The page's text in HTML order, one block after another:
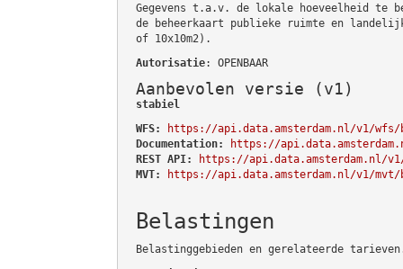
Gegevens t.a.v. de lokale hoeveelheid te
de beheerkaart publieke ruimte en landelijk
of 10x10m2).
Autorisatie: OPENBAAR
Aanbevolen versie (v1)
stabiel
WFS:
https://api.data.amsterdam.nl/v1/wfs/
Documentation:
https://
REST API:
https://api.data.amsterdam.nl/
MVT:
https://api.data.amsterdam.nl/v1/mvt/
Belastingen
Belastinggebieden en gerelateerde